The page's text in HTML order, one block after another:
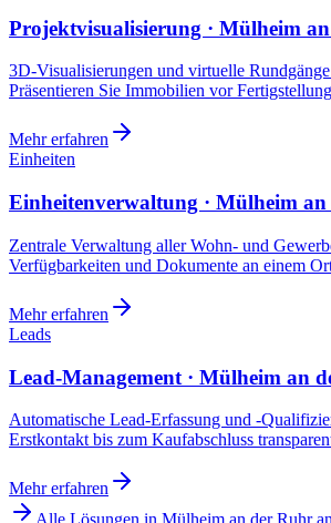
Projektvisualisierung · Mülheim
3D-Visualisierungen und virtuelle
Präsentieren Sie Immobilien vor
Mehr erfahren
Einheiten
Einheitenverwaltung · Mülheim
Zentrale Verwaltung aller Wohn- und
Verfügbarkeiten und Dokumente an einem
Mehr erfahren
Leads
Lead-Management · Mülheim an
Automatische Lead-Erfassung und -
Erstkontakt bis zum Kaufabschluss
Mehr erfahren